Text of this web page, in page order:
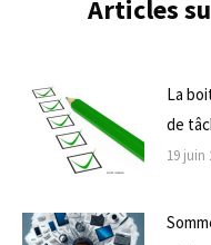
Articles
La
de
19 juin